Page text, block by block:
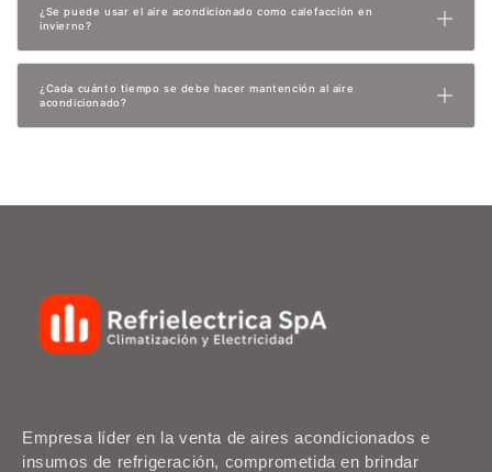
¿Se puede usar el aire acondicionado como calefacción en
invierno?
¿Cada cuánto tiempo se debe hacer mantención al aire
acondicionado?
Empresa líder en la venta de aires acondicionados e
insumos de refrigeración, comprometida en brindar